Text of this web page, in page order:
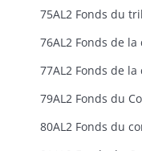
76AL2 Fonds de
77AL2 Fonds de